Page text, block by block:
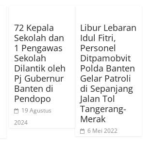
72 Kepala
Sekolah dan
1 Pengawas
Sekolah
Dilantik oleh
Pj Gubernur
Banten di
Pendopo
19 Agustus
2024
Libur Lebaran
Idul Fitri,
Personel
Ditpamobvit
Polda Banten
Gelar Patroli
di Sepanjang
Jalan Tol
Tangerang-
Merak
6 Mei 2022